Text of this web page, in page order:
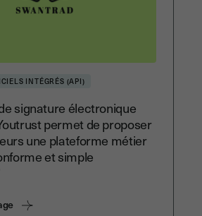
INTÉGRÉS (API)
signature électronique
permet de proposer
une plateforme métier
et simple